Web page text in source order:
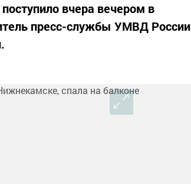
вчера вечером в
пресс-службы УМВД России